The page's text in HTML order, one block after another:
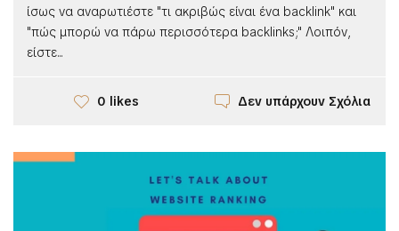
ίσως να αναρωτιέστε "τι ακριβώς είναι ένα backlink" και
"πώς μπορώ να πάρω περισσότερα backlinks;" Λοιπόν,
είστε...
0 likes Δεν υπάρχουν Σχόλια